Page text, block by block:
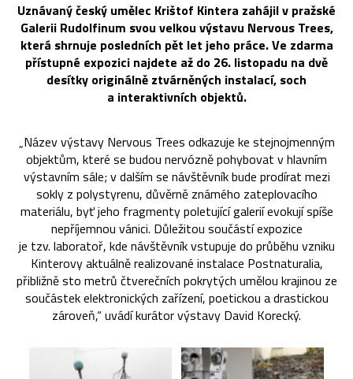
Uznávaný český umělec Krištof Kintera zahájil v pražské
Galerii Rudolfinum svou velkou výstavu Nervous Trees,
která shrnuje posledních pět let jeho práce. Ve zdarma
přístupné expozici najdete až do 26. listopadu na dvě
desítky originálně ztvárněných instalací, soch
a interaktivních objektů.
„Název výstavy Nervous Trees odkazuje ke stejnojmenným
objektům, které se budou nervózně pohybovat v hlavním
výstavním sále; v dalším se návštěvník bude prodírat mezi
sokly z polystyrenu, důvěrně známého zateplovacího
materiálu, byť jeho fragmenty poletující galerií evokují spíše
nepříjemnou vánici. Důležitou součástí expozice
je tzv. laboratoř, kde návštěvník vstupuje do průběhu vzniku
Kinterovy aktuálně realizované instalace Postnaturalia,
přibližně sto metrů čtverečních pokrytých umělou krajinou ze
součástek elektronických zařízení, poetickou a drastickou
zároveň,“ uvádí kurátor výstavy David Korecký.